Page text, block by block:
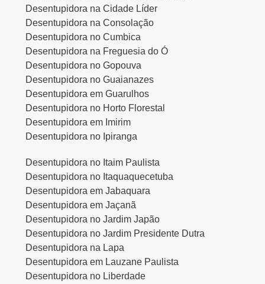
Desentupidora na Cidade Líder
Desentupidora na Consolação
Desentupidora no Cumbica
Desentupidora na Freguesia do Ó
Desentupidora no Gopouva
Desentupidora no Guaianazes
Desentupidora em Guarulhos
Desentupidora no Horto Florestal
Desentupidora em Imirim
Desentupidora no Ipiranga
Desentupidora no Itaim Paulista
Desentupidora no Itaquaquecetuba
Desentupidora em Jabaquara
Desentupidora em Jaçanã
Desentupidora no Jardim Japão
Desentupidora no Jardim Presidente Dutra
Desentupidora na Lapa
Desentupidora em Lauzane Paulista
Desentupidora no Liberdade